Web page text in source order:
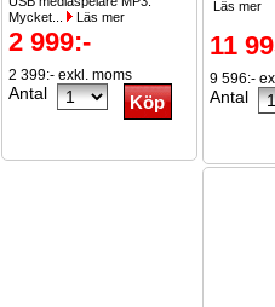
Mycket...
Läs mer
2 999:-
2 399:- exkl. moms
Antal
Läs mer
11
9 596:-
Antal